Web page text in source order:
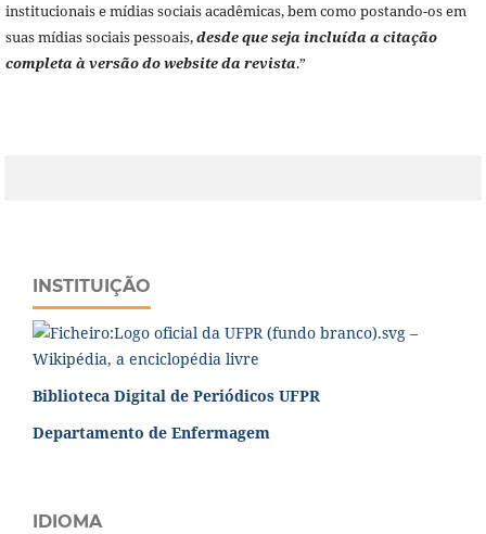
institucionais e mídias sociais acadêmicas, bem como postando-os em
suas mídias sociais pessoais,desde que seja incluída a citação
completa à versão do website da revista.”
INSTITUIÇÃO
Biblioteca Digital de Periódicos UFPR
Departamento de Enfermagem
IDIOMA